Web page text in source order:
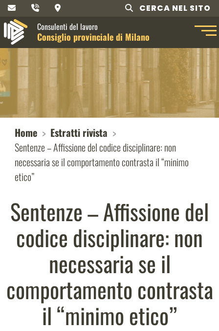
CERCA NEL SITO
Consulenti del lavoro
Consiglio provinciale di Milano
Home
Estratti rivista
Sentenze – Affissione del codice disciplinare: non
necessaria se il comportamento contrasta il “minimo
etico”
Sentenze – Affissione del
codice disciplinare: non
necessaria se il
comportamento contrasta
il “minimo etico”